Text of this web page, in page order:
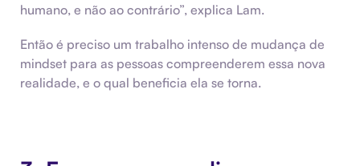
humano, e não ao contrário”, explica Lam.
Então é preciso um trabalho intenso de mudança de
mindset para as pessoas compreenderem essa nova
realidade, e o qual beneficia ela se torna.